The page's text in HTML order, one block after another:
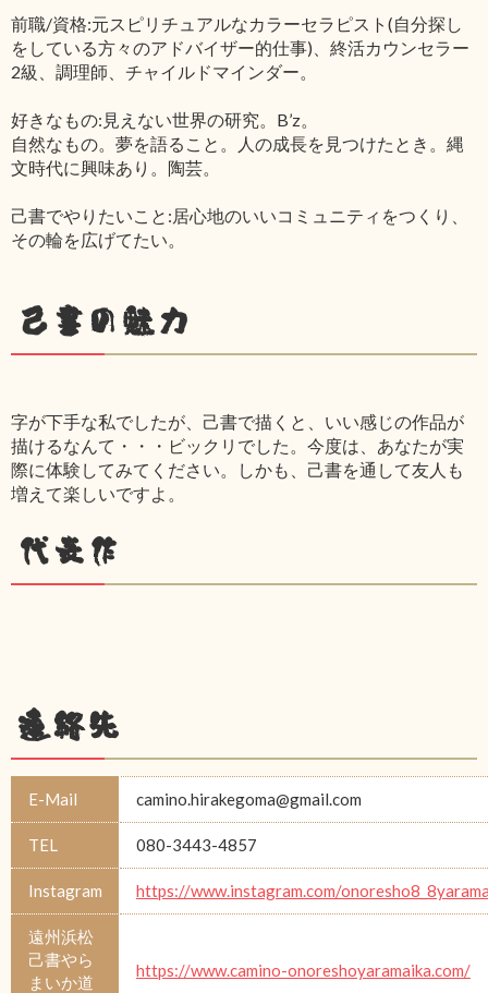
前職/資格:元スピリチュアルなカラーセラピスト(自分探し
をしている方々のアドバイザー的仕事)、終活カウンセラー
2級、調理師、チャイルドマインダー。
好きなもの:見えない世界の研究。B’z。
自然なもの。夢を語ること。人の成長を見つけたとき。縄
文時代に興味あり。陶芸。
己書でやりたいこと:居心地のいいコミュニティをつくり、
その輪を広げてたい。
己書の魅力
字が下手な私でしたが、己書で描くと、いい感じの作品が
描けるなんて・・・ビックリでした。今度は、あなたが実
際に体験してみてください。しかも、己書を通して友人も
増えて楽しいですよ。
代表作
連絡先
E-Mail camino.hirakegoma@gmail.com
TEL 080-3443-4857
Instagram https://www.instagram.com/
遠州浜松
己書やら
まいか道
https://www.camino-onoreshoyaramaika.com/